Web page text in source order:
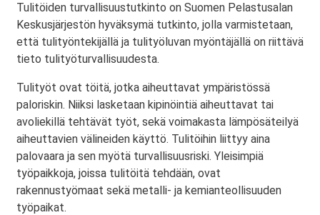
Tulitöiden turvallisuustutkinto on Suomen Pelastusalan
Keskusjärjestön hyväksymä tutkinto, jolla varmistetaan,
että tulityöntekijällä ja tulityöluvan myöntäjällä on riittävä
tieto tulityöturvallisuudesta.
Tulityöt ovat töitä, jotka aiheuttavat ympäristössä
paloriskin. Niiksi lasketaan kipinöintiä aiheuttavat tai
avoliekillä tehtävät työt, sekä voimakasta lämpösäteilyä
aiheuttavien välineiden käyttö. Tulitöihin liittyy aina
palovaara ja sen myötä turvallisuusriski. Yleisimpiä
työpaikkoja, joissa tulitöitä tehdään, ovat
rakennustyömaat sekä metalli- ja kemianteollisuuden
työpaikat.